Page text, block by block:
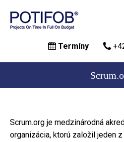
hlavný
Termíny
Scrum.org je medzinárodná
organizácia, ktorú založil jeden